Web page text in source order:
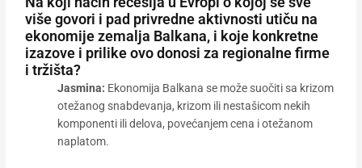
više govori i pad privredne aktivnosti utiču na
ekonomije zemalja Balkana, i koje konkretne
izazove i prilike ovo donosi za regionalne firme
i tržišta?
Jasmina: Ekonomija Balkana se može suočiti sa krizom
otežanog snabdevanja, krizom ili nestašicom nekih
komponenti ili delova, povećanjem cena i otežanom
naplatom.